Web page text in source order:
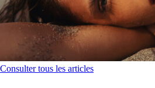
Consulter tous les articles